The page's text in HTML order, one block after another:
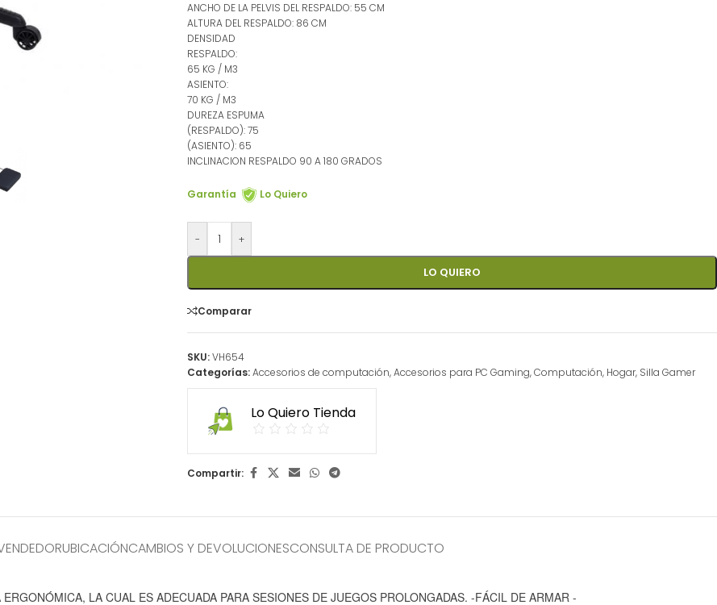
ANCHO DE LA PELVIS DEL RESPALDO: 55 CM
ALTURA DEL RESPALDO: 86 CM
DENSIDAD
RESPALDO:
65 KG / M3
ASIENTO:
70 KG / M3
DUREZA ESPUMA
(RESPALDO): 75
(ASIENTO): 65
INCLINACION RESPALDO 90 A 180 GRADOS
Garantía Lo Quiero
- +
LO QUIERO
Comparar
SKU:VH654
Categorías:Accesorios de computación,Accesorios para PC Gaming,Computación, Hogar, Silla Gamer
Lo Quiero Tienda
Compartir:
UBICACIÓNCAMBIOS Y DEVOLUCIONESCONSULTA DE PRODUCTO
LA CUAL ES ADECUADA PARA SESIONES DE JUEGOS PROLONGADAS. -FÁCIL DE ARMAR -